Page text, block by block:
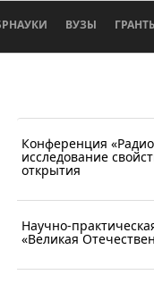
ВУЗЫ
Конференция
исследование
открытия
Научно-
«Великая